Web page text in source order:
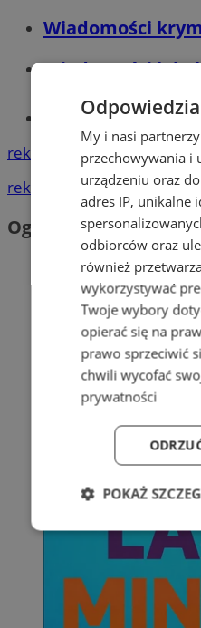
Wiadomości
Wiadomości
Tworzenie
reklama
reklama
Ogłoszenia
My i nasi
przechowywania i
urządzeniu oraz
adres IP, unikalne
odbiorców oraz
również
wykorzystywać
Twoje wybory
opierać się na
prawo sprzeciwić
chwili wycofać
prywatności
POKAŻ
Niezbędne